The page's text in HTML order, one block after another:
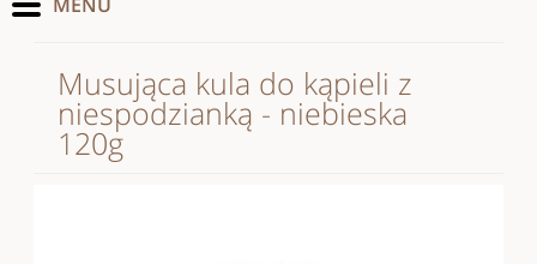
Musująca kula do kąpieli z
niespodzianką - niebieska
120g